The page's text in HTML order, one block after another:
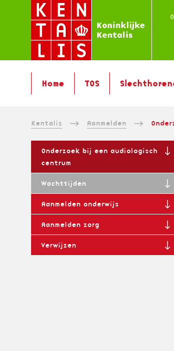
M
E
|
Home TOS
K
R
I
M
P
A
Kentalis Aanmelden
B
A
I
G
T
Onderzoek bij een audiologisch
centrum
Wachttijden
Aanmelden onderwijs
Aanmelden zorg
Verwijzen